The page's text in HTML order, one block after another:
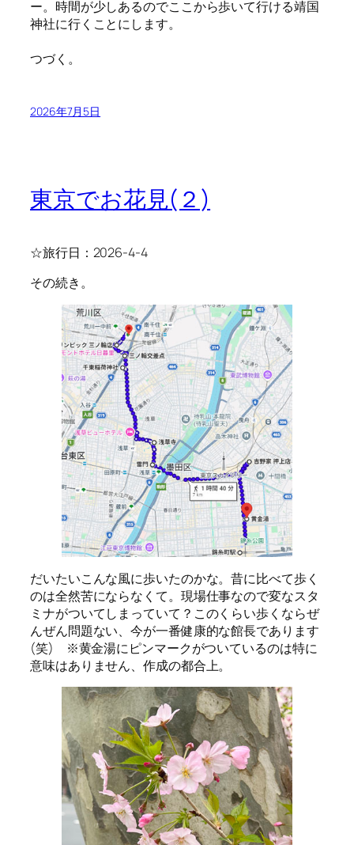
ー。時間が少しあるのでここから歩いて行ける靖国
神社に行くことにします。
つづく。
2026年7月5日
東京でお花見(２)
☆旅行日：2026-4-4
その続き。
だいたいこんな風に歩いたのかな。昔に比べて歩く
のは全然苦にならなくて。現場仕事なので変なスタ
ミナがついてしまっていて？このくらい歩くならぜ
んぜん問題ない、今が一番健康的な館長であります
(笑) ※黄金湯にピンマークがついているのは特に
意味はありません、作成の都合上。